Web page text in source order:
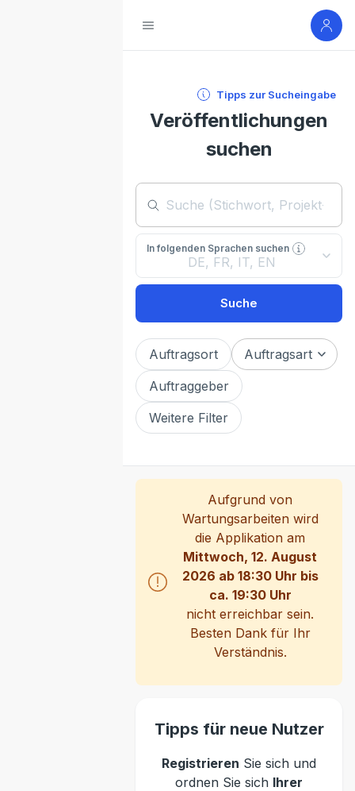
Veröffentlichungen
suchen
Tipps zur Sucheingabe
In folgenden Sprachen suchen
DE, FR, IT, EN
Suche
Auftragsort
Auftragsart
Auftraggeber
Weitere Filter
Aufgrund von
Wartungsarbeiten wird
die Applikation am
Mittwoch, 12. August
2026 ab 18:30 Uhr bis
ca. 19:30 Uhr
nicht erreichbar sein.
Besten Dank für Ihr
Verständnis.
Tipps für neue Nutzer
Registrieren Sie sich und
ordnen Sie sich Ihrer